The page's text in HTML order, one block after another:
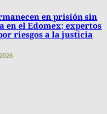
en prisión sin
en el Edomex; expertos
riesgos a la justicia